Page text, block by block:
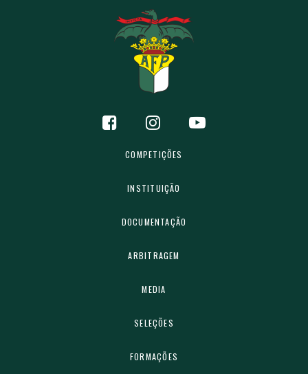
COMPETIÇÕES
INSTITUIÇÃO
DOCUMENTAÇÃO
ARBITRAGEM
MEDIA
SELEÇÕES
FORMAÇÕES